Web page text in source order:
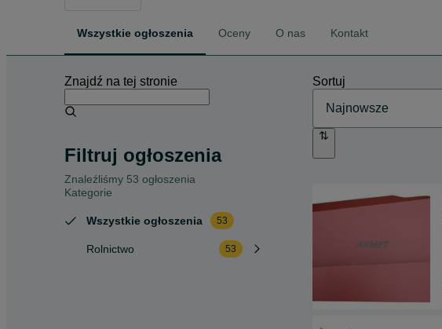
Wszystkie ogłoszenia Oceny O nas Kontakt
Znajdź na tej stronie
Filtruj ogłoszenia
Znaleźliśmy 53 ogłoszenia
Kategorie
Wszystkie ogłoszenia 53
Rolnictwo 53
Sortuj